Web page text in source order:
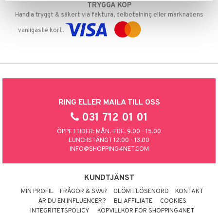
TRYGGA KÖP
Handla tryggt & säkert via faktura, delbetalning eller marknadens
vanligaste kort.
RING ELLER MAILA TILL OSS
031 712 01 01
ÖPPETTIDER: MÅN.-FRE. 9.00 - 15.00
LUNCHSTÄNGT 12.00 - 13.00
INFO@SHOPPING4NET.COM
KUNDTJÄNST
MIN PROFIL FRÅGOR & SVAR GLÖMT LÖSENORD
KONTAKT
ÄR DU EN INFLUENCER?
BLI AFFILIATE
COOKIES
INTEGRITETSPOLICY
KÖPVILLKOR FÖR SHOPPING4NET